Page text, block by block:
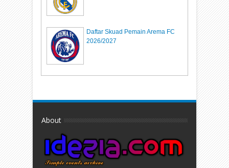
Daftar Skuad Pemain Arema FC
2026/2027
About